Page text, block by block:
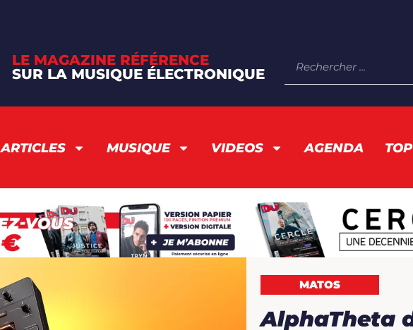
LE MAGAZINE RÉFÉRENCE
SUR LA MUSIQUE ÉLECTRONIQUE
ARTICLES MUSIQUE VIDEOS AGENDA
MATOS
AlphaTheta